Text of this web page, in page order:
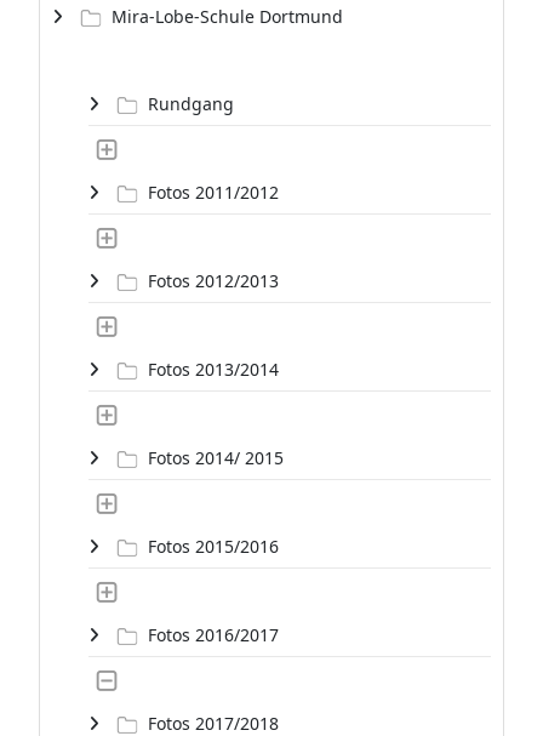
Mira-Lobe-Schule Dortmund
Rundgang
Fotos 2011/2012
Fotos 2012/2013
Fotos 2013/2014
Fotos 2014/ 2015
Fotos 2015/2016
Fotos 2016/2017
Fotos 2017/2018